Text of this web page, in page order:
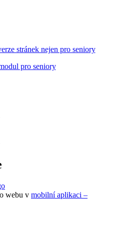
stránek nejen pro seniory
webu v mobilní aplikaci –